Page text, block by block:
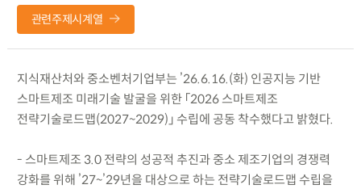
관련주제시계열
지식재산처와 중소벤처기업부는 ’26.6.16.(화) 인공지능 기반
스마트제조 미래기술 발굴을 위한 「2026 스마트제조
전략기술로드맵(2027~2029)」 수립에 공동 착수했다고 밝혔다.
- 스마트제조 3.0 전략의 성공적 추진과 중소 제조기업의 경쟁력
강화를 위해 ’27~’29년을 대상으로 하는 전략기술로드맵 수립을